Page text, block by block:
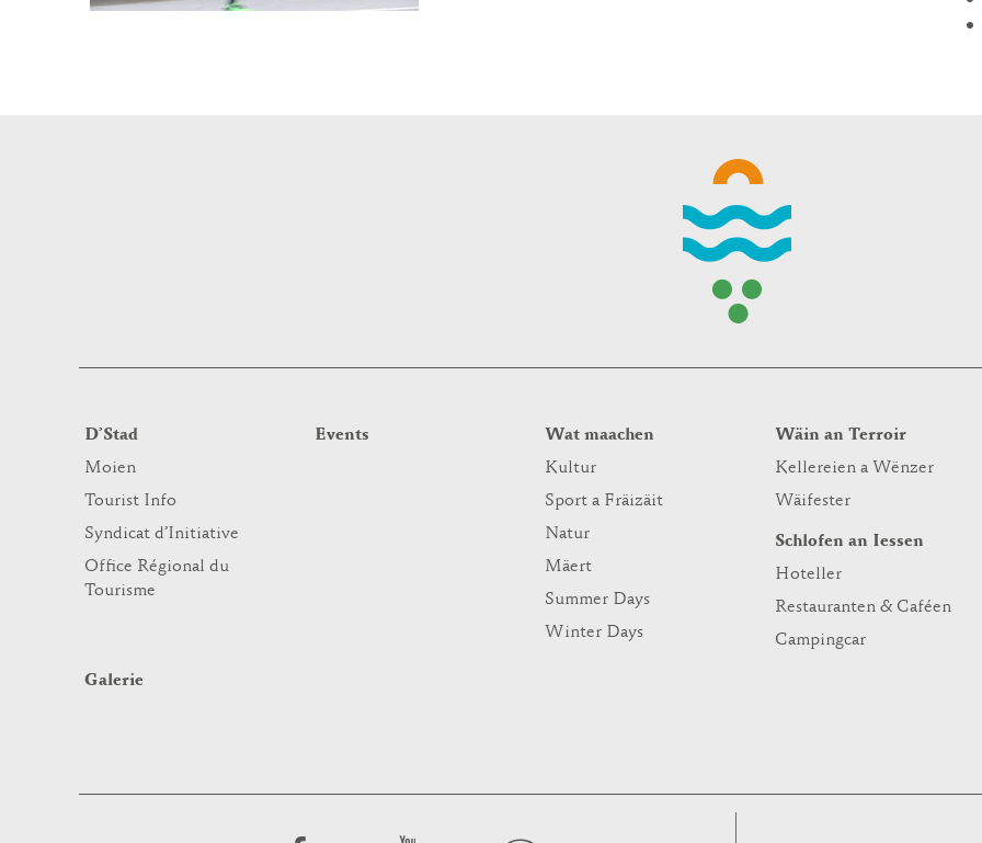
D’Stad
Moien
Tourist Info
Syndicat d’Initiative
Office Régional du
Tourisme
Events
Wat maachen
Kultur
Sport a Fräizäit
Natur
Mäert
Summer Days
Winter Days
Wäin an Terroir
Kellereien a Wënzer
Wäifester
Schlofen an Iessen
Hoteller
Restauranten & Caféen
Campingcar
Galerie